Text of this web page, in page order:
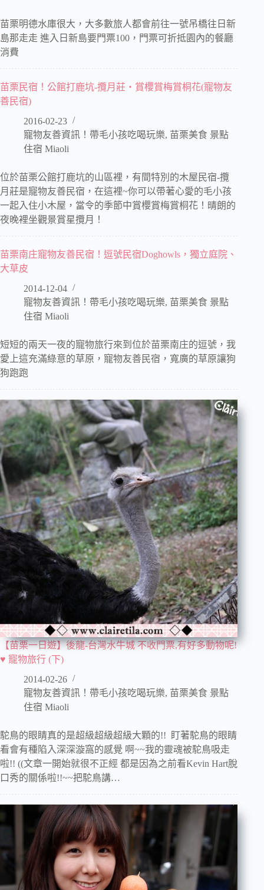
苗栗明德水庫很大，大多數旅人都會前往一號吊橋往日新
島那走走 進入日新島要門票100，門票可折抵園內的餐廳
消費
苗栗民宿！公館打鹿坑-攬月莊‧賞櫻賞梅賞桐花(寵物友
善民宿)
2016-02-23
寵物友善資訊！帶毛小孩吃喝玩樂, 苗栗美食 景點
住宿 Miaoli
位於苗栗公館打鹿坑的山區裡，有間特別的木屋民宿-攬
月莊是寵物友善民宿，在這裡~你可以帶著心愛的毛小孩
一起入住小木屋，當令的季節中賞櫻賞梅賞桐花！晴朗的
夜晚裡坐觀景賞星攬月！
苗栗南庄寵物友善民宿！逗號民宿Doghowls，獨立庭院、
大草皮
2014-12-04
寵物友善資訊！帶毛小孩吃喝玩樂, 苗栗美食 景點
住宿 Miaoli
短短的兩天一夜的寵物旅行來到位於苗栗南庄的逗號，我
愛上這充滿綠意的草原，寵物友善民宿，寬廣的草原讓狗
狗跑跑
【苗栗一日遊】後龍-台灣水牛城 不收門票,有好多動物呢!
♥ 寵物旅行 (下)
2014-02-26
寵物友善資訊！帶毛小孩吃喝玩樂, 苗栗美食 景點
住宿 Miaoli
駝鳥的眼睛真的是超級超級超級大顆的!! 盯著駝鳥的眼睛
看會有種陷入深深漩窩的感覺 啊~~我的靈魂被駝鳥吸走
啦!! ((文章一開始就很不正經 都是因為之前看Kevin Hart脫
口秀的關係啦!!~~把駝鳥講…